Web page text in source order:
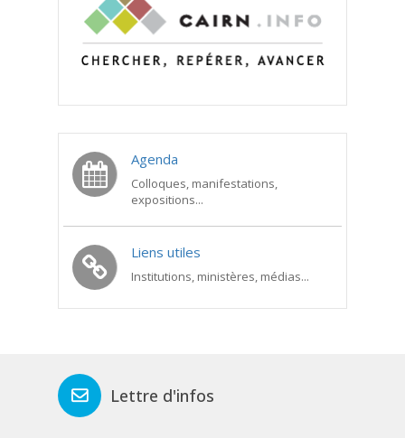
Agenda
Colloques, manifestations,
expositions...
Liens utiles
Institutions, ministères, médias...
Lettre d'infos